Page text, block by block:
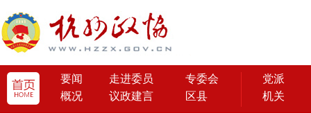
要闻 走进委员
专委会
概况
议政建言 区县
党派
机关